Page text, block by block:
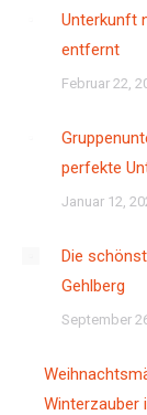
Unterkunft
entfernt
Februar 22,
perfekte
Januar 12,
Die
Gehlberg
September
Winterzauber